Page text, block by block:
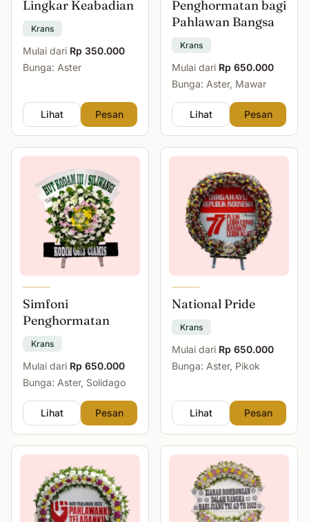
Lingkar Keabadian
Krans
Mulai dari Rp 350.000
Bunga: Aster
Lihat Pesan
Penghormatan bagi
Pahlawan Bangsa
Krans
Mulai dari Rp 650.000
Bunga: Aster, Mawar
Lihat Pesan
Simfoni
Penghormatan
Krans
Mulai dari Rp 650.000
Bunga: Aster, Solidago
Lihat Pesan
National Pride
Krans
Mulai dari Rp 650.000
Bunga: Aster, Pikok
Lihat Pesan